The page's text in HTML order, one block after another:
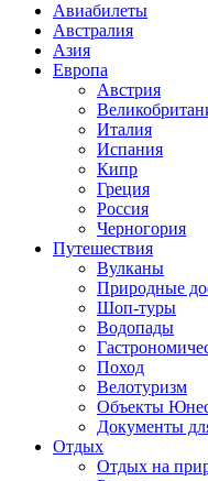
Авиабилеты
Австралия
Азия
Европа
Австрия
Италия
Испания
Кипр
Греция
Россия
Черногория
Путешествия
Вулканы
Природные
Шоп-туры
Водопады
Поход
Велотуризм
Объекты
Документы
Отдых
Отдых на